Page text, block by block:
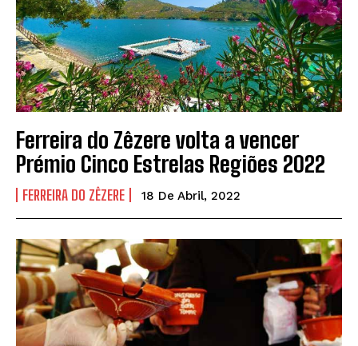
Ferreira do Zêzere volta a vencer
Prémio Cinco Estrelas Regiões 2022
FERREIRA DO ZÊZERE 18 De Abril, 2022